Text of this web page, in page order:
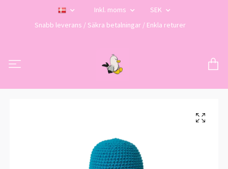
Inkl. moms
SEK
Snabb leverans / Säkra betalningar / Enkla returer